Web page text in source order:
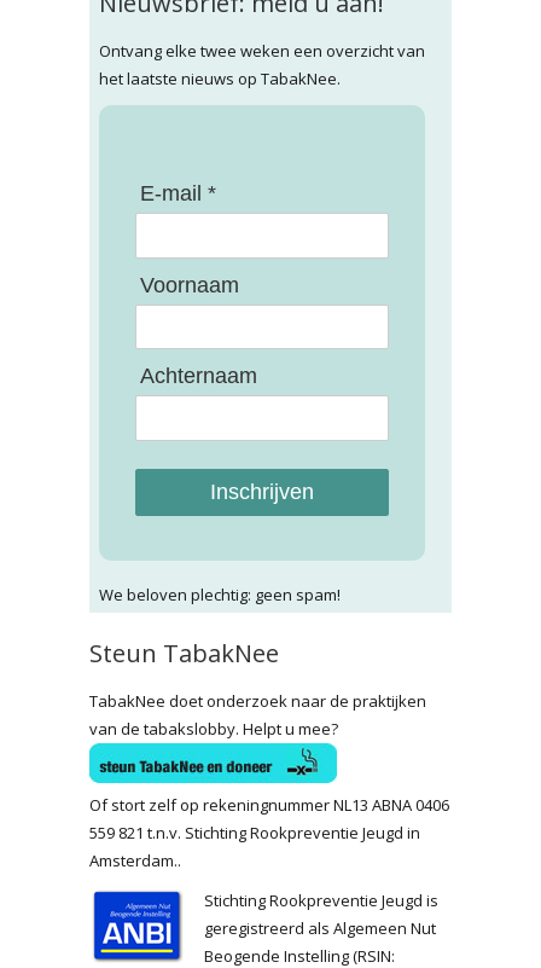
Ontvang elke twee weken een overzicht van
het laatste nieuws op TabakNee.
E-mail *
Voornaam
Achternaam
Inschrijven
We beloven plechtig: geen spam!
Steun TabakNee
TabakNee doet onderzoek naar de praktijken
van de tabakslobby. Helpt u mee?
Of stort zelf op rekeningnummer NL13 ABNA 0406
559 821 t.n.v. Stichting Rookpreventie Jeugd in
Amsterdam..
Stichting Rookpreventie Jeugd is
geregistreerd als Algemeen Nut
Beogende Instelling (RSIN: